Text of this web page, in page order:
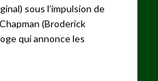
sous l’impulsion de
(Broderick
qui annonce les